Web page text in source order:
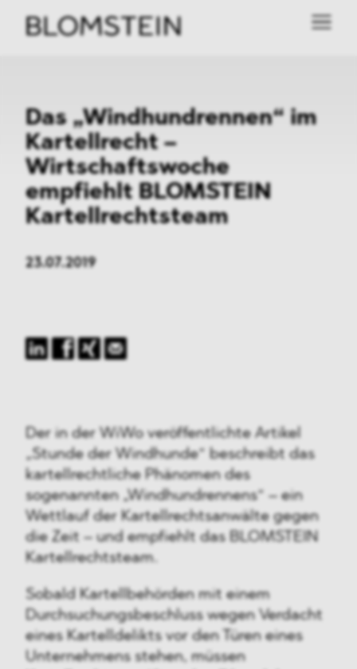
Das „Windhundrennen“ im
Kartellrecht –
Wirtschaftswoche
empfiehlt BLOMSTEIN
Kartellrechtsteam
23.07.2019
Der in der WiWo veröffentlichte Artikel
„Stunde der Windhunde“ beschreibt das
kartellrechtliche Phänomen des
sogenannten „Windhundrennens“ – ein
Wettlauf der Kartellrechtsanwälte gegen
die Zeit – und empfiehlt das BLOMSTEIN
Kartellrechtsteam.
Sobald Kartellbehörden mit einem
Durchsuchungsbeschluss wegen Verdacht
eines Kartelldelikts vor den Türen eines
Unternehmens stehen, müssen